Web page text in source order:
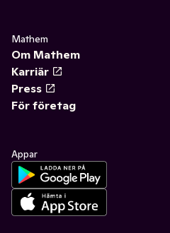
Mathem
Om Mathem
Karriär
Press
För företag
Appar